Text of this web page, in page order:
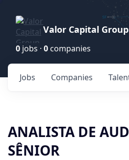
Valor Capital Group
0 jobs · 0 companies
Jobs Companies
ANALISTA DE
SÊNIOR